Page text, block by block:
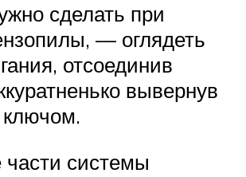
сделать при
— оглядеть
отсоединив
вывернув
системы